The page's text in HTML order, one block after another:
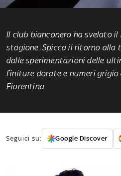
Il club bianconero ha svelato
stagione. Spicca il ritorno alla
dalle sperimentazioni delle
finiture dorate e numeri grigio
Fiorentina
Seguici su: Google Discover